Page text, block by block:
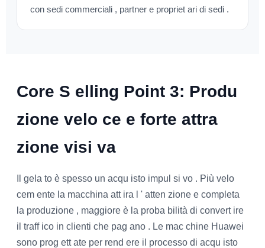
con sedi commerciali , partner e propriet ari di sedi .
Core S elling Point 3: Produ
zione velo ce e forte attra
zione visi va
Il gela to è spesso un acqu isto impul si vo . Più velo
cem ente la macchina att ira l ' atten zione e completa
la produzione , maggiore è la proba bilità di convert ire
il traff ico in clienti che pag ano . Le mac chine Huawei
sono prog ett ate per rend ere il processo di acqu isto